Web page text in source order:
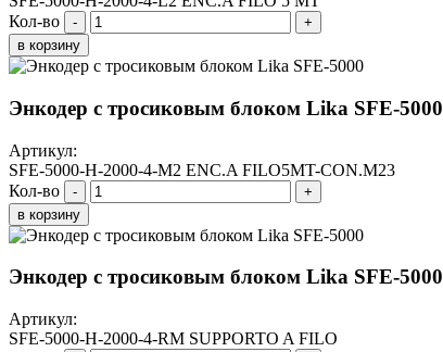
Кол-во
-
+
в корзину
Энкодер с тросиковым блоком Lika SFE-5000
Артикул:
SFE-5000-H-2000-4-M2 ENC.A FILO5MT-CON.M23
Кол-во
-
+
в корзину
Энкодер с тросиковым блоком Lika SFE-5000
Артикул:
SFE-5000-H-2000-4-RM SUPPORTO A FILO